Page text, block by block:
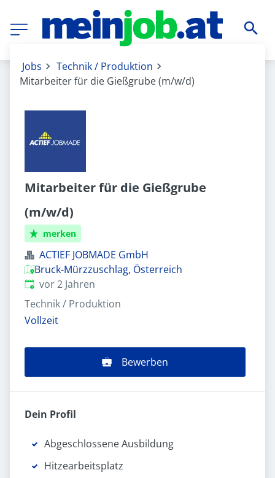
Jobs
Technik / Produktion
Mitarbeiter für die Gießgrube (m/w/d)
Mitarbeiter für die Gießgrube
(m/w/d)
merken
ACTIEF JOBMADE GmbH
Bruck-Mürzzuschlag, Österreich
Veröffentlicht:
vor 2 Jahren
Technik / Produktion
Vollzeit
Bewerben
Dein Profil
Abgeschlossene Ausbildung
Hitzearbeitsplatz